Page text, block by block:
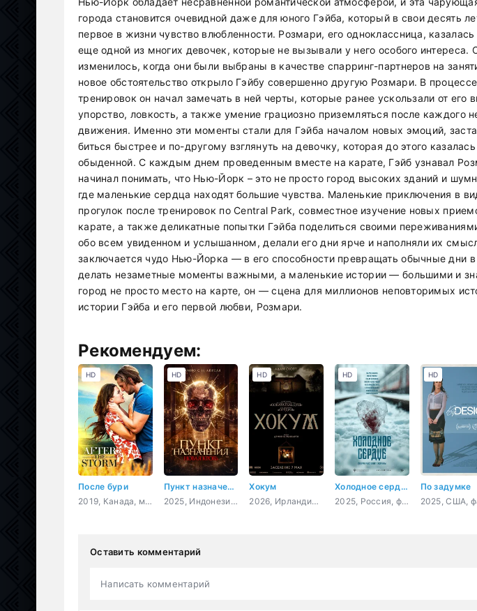
города становится очевидной даже для юного Гэйба, который в свои десять
первое в жизни чувство влюбленности. Розмари, его одноклассница,
еще одной из многих девочек, которые не вызывали у него особого интереса.
изменилось, когда они были выбраны в качестве спарринг-партнеров на
новое обстоятельство открыло Гэйбу совершенно другую Розмари. В
тренировок он начал замечать в ней черты, которые ранее ускользали от его
упорство, ловкость, а также умение грациозно приземляться после каждого
движения. Именно эти моменты стали для Гэйба началом новых эмоций,
биться быстрее и по-другому взглянуть на девочку, которая до этого
обыденной. С каждым днем проведенным вместе на карате, Гэйб узнавал
начинал понимать, что Нью-Йорк – это не просто город высоких зданий и
где маленькие сердца находят большие чувства. Маленькие приключения в
прогулок после тренировок по Central Park, совместное изучение новых
карате, а также деликатные попытки Гэйба поделиться своими
обо всем увиденном и услышанном, делали его дни ярче и наполняли их
заключается чудо Нью-Йорка — в его способности превращать обычные дни в
делать незаметные моменты важными, а маленькие истории — большими и
город не просто место на карте, он — сцена для миллионов неповторимых
истории Гэйба и его первой любви, Розмари.
Рекомендуем:
После бури
2019, Канада, мелодрама
HD
Пункт назначения. Новая кровь
2025, Индонезия, ужасы
HD
Хокум
2026, Ирландия, ОАЭ, США, ужасы
HD
Холодное сердце
2025, Россия, фэнтези, мелодрама
HD
По задумке
HD
Оставить комментарий
Написать комментарий